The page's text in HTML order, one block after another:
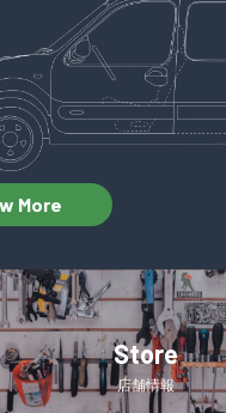
More
Store
店舗情報